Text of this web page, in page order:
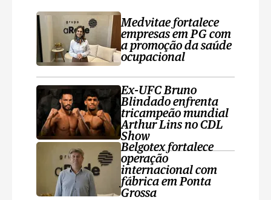
Medvitae fortalece
empresas em PG com
a promoção da saúde
ocupacional
Ex-UFC Bruno
Blindado enfrenta
tricampeão mundial
Arthur Lins no CDL
Show
Belgotex fortalece
operação
internacional com
fábrica em Ponta
Grossa